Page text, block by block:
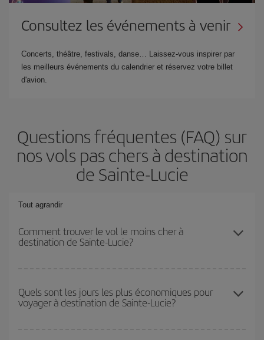
Consultez les événements à venir
Concerts, théâtre, festivals, danse… Laissez-vous inspirer par
les meilleurs événements du calendrier et réservez votre billet
d'avion.
Questions fréquentes (FAQ) sur
nos vols pas chers à destination
de Sainte-Lucie
Tout agrandir
Comment trouver le vol le moins cher à
destination de Sainte-Lucie?
bas en évitant les hautes saisons, en achetant à l'avance et en
restant flexible sur les dates et les horaires de votre aller-retour. Si
Quels sont les jours les plus économiques pour
voyager à destination de Sainte-Lucie?